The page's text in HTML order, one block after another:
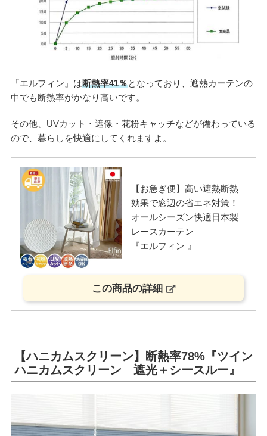
『エルフィン』は断熱率41％となっており、遮熱カーテンの
中でも断熱率がかなり高いです。
その他、UVカット・遮像・花粉キャッチなどが備わっている
ので、暮らしを快適にしてくれますよ。
【お急ぎ便】高い遮熱断熱
効果で窓辺の省エネ対策！
オールシーズン快適日本製
レースカーテン
『エルフィン 』
この商品の詳細
【ハニカムスクリーン】断熱率78%『ツイン
ハニカムスクリーン 遮光＋シースルー』